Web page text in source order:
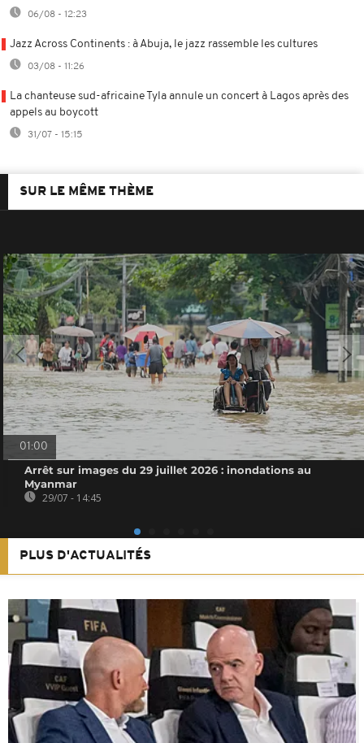
06/08 - 12:23
Jazz Across Continents : à Abuja, le jazz rassemble les cultures
03/08 - 11:26
La chanteuse sud-africaine Tyla annule un concert à Lagos après des
appels au boycott
31/07 - 15:15
SUR LE MÊME THÈME
01:00
Arrêt sur images du 29 juillet 2026 : inondations au
Myanmar
29/07 - 14:45
PLUS D'ACTUALITÉS